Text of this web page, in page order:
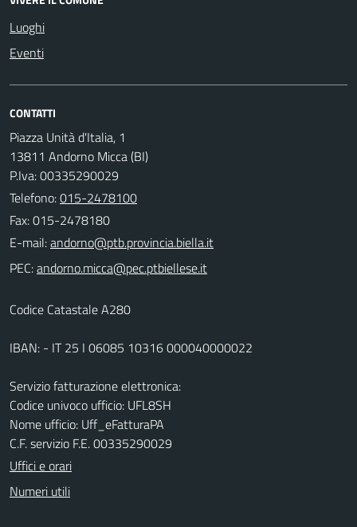
Luoghi
Eventi
CONTATTI
Piazza Unità d'Italia, 1
13811 Andorno Micca (BI)
P.Iva: 00335290029
Telefono:015-2478100
Fax: 015-2478180
E-mail:
PEC:
Codice Catastale A280
IBAN: - IT 25 I 06085 10316 000040000022
Servizio fatturazione elettronica:
Codice univoco ufficio: UFL8SH
Nome ufficio: Uff_eFatturaPA
C.F. servizio F.E. 00335290029
Uffici e orari
Numeri utili